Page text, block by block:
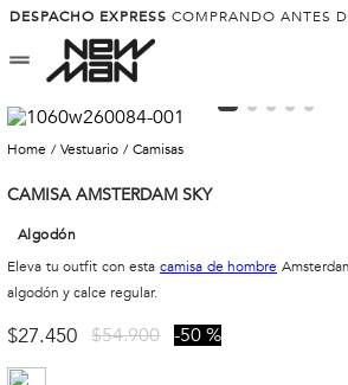
DESPACHO EXPRESS COMPRANDO ANTES
vestuario camisas
CAMISA AMSTERDAM SKY
Algodón
Eleva tu outfit con esta camisa de hombre
algodón y calce regular.
$27.450 $54.900 50 %